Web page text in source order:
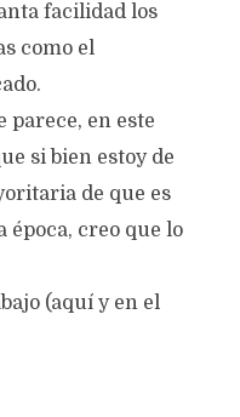
facilidad los
como el
parece, en este
si bien estoy de
de que es
época, creo que lo
(aquí y en el